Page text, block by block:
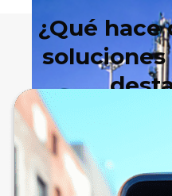
¿Qué hace
soluciones